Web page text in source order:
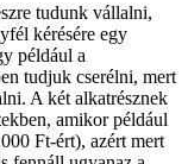
tudunk vállalni,
kérésére egy
például a
tudjuk cserélni, mert
A két alkatrésznek
amikor például
Ft-ért), azért mert